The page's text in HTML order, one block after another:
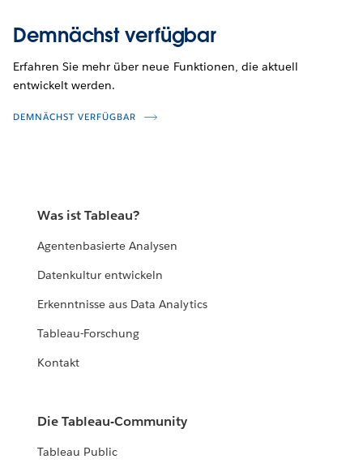
Demnächst verfügbar
Erfahren Sie mehr über neue Funktionen, die aktuell
entwickelt werden.
DEMNÄCHST VERFÜGBAR
Was ist Tableau?
Agentenbasierte Analysen
Datenkultur entwickeln
Erkenntnisse aus Data Analytics
Tableau-Forschung
Kontakt
Die Tableau-Community
Tableau Public